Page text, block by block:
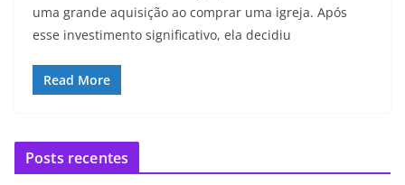
uma grande aquisição ao comprar uma igreja. Após
esse investimento significativo, ela decidiu
Read More
Posts recentes